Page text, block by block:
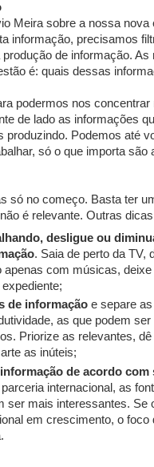
Meira sobre a nossa
informação, precisamos
de informação.
é: quais dessas
podermos nos
de lado as informações
produzindo. Podemos até
só o que importa
só no começo. Basta ter
é relevante. Outras
desligue ou
. Saia de perto da TV,
apenas com músicas,
de informação e separe
as que podem
Priorize as relevantes,
as inúteis;
de acordo
internacional, as
ser mais interessantes. Se
em crescimento, o foco